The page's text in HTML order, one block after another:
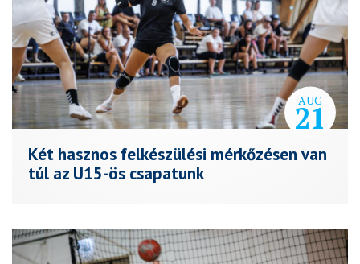
AUG
21
Két hasznos felkészülési mérkőzésen van
túl az U15-ös csapatunk